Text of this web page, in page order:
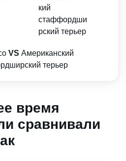
VS Американский
терьер
время
сравнивали